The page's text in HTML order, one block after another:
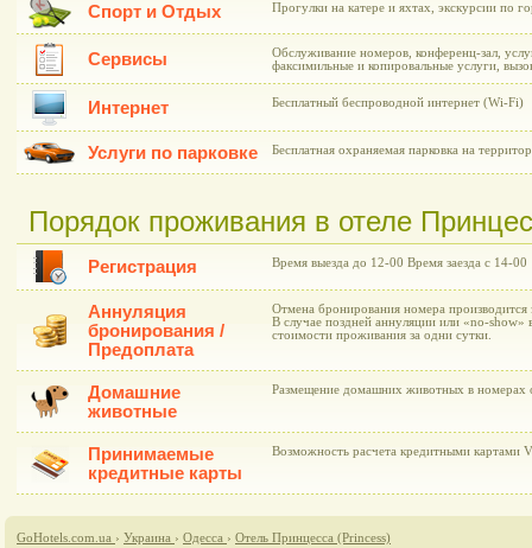
Спорт и Отдых Прогулки на катере и яхтах, экскурсии по
Сервисы
Обслуживание номеров, конференц-зал,
факсимильные и копировальные услуги,
Интернет Бесплатный беспроводной интернет (Wi-Fi)
Услуги по парковке Бесплатная охраняемая парковка на
Порядок проживания в отеле
Регистрация Время выезда до 12-00 Время заезда с 14-00
Аннуляция
бронирования /
Предоплата
Отмена бронирования номера производится
В случае поздней аннуляции или «no-show»
стоимости проживания за одни сутки.
Домашние
животные
Размещение домашних животных в номерах
Принимаемые
кредитные карты
Возможность расчета кредитными картами
GoHotels.com.ua › Украина › Одесса › Отель Принцесса (Рrincess)